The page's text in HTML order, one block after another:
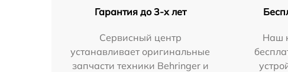
Гарантия до 3-х лет
Сервисный центр
устанавливает оригинальные
запчасти техники Behringer и
Наш